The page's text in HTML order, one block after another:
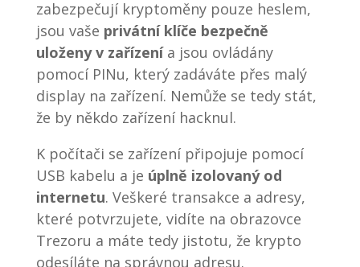
zabezpečují kryptoměny pouze heslem,
jsou vaše privátní klíče bezpečně
uloženy v zařízenía jsou ovládány
pomocí PINu, který zadáváte přes malý
display na zařízení. Nemůže se tedy stát,
že by někdo zařízení hacknul.
K počítači se zařízení připojuje pomocí
USB kabelu a je úplně izolovaný od
internetu. Veškeré transakce a adresy,
které potvrzujete, vidíte na obrazovce
Trezoru a máte tedy jistotu, že krypto
odesíláte na správnou adresu.